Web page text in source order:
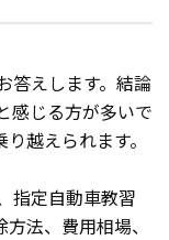
答えします。結論
感じる方が多いで
越えられます。
指定自動車教習
法、費用相場、